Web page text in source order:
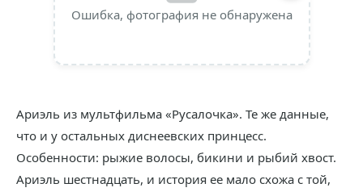
Ошибка, фотография не обнаружена
Ариэль из мультфильма «Русалочка». Те же данные,
что и у остальных диснеевских принцесс.
Особенности: рыжие волосы, бикини и рыбий хвост.
Ариэль шестнадцать, и история ее мало схожа с той,